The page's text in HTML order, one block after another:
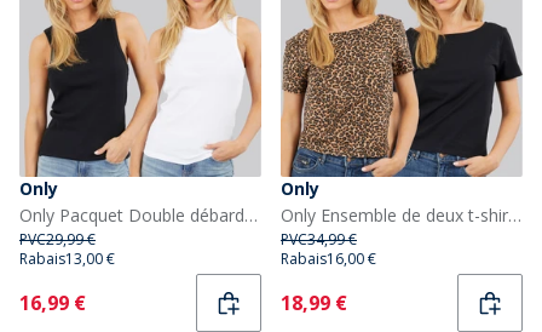
Only
Only Pacquet Double débardeurs Femme Bright White
PVC29,99 €
Rabais13,00 €
Current
16,99 €
Only
Only Ensemble de deux t-shirts Femme Noir
PVC34,99 €
Rabais16,00 €
Current
18,99 €